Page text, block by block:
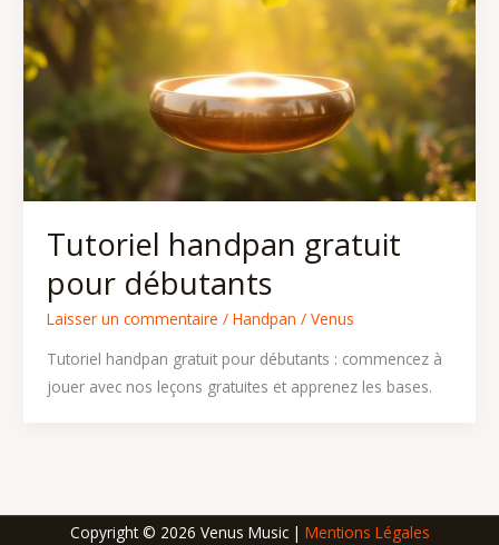
Tutoriel handpan gratuit
pour débutants
Laisser un commentaire / Handpan / Venus
Tutoriel handpan gratuit pour débutants : commencez à
jouer avec nos leçons gratuites et apprenez les bases.
Copyright © 2026 Venus Music | Mentions Légales